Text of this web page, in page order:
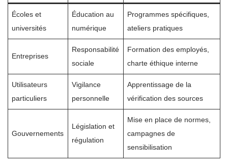
Écoles et
universités
Éducation au
numérique
Programmes spécifiques,
ateliers pratiques
Entreprises
Responsabilité
sociale
Formation des employés,
charte éthique interne
Utilisateurs
particuliers
Vigilance
personnelle
Apprentissage de la
vérification des sources
Gouvernements
Législation et
régulation
Mise en place de normes,
campagnes de
sensibilisation